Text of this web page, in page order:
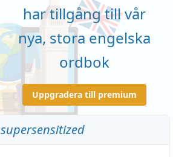
har tillgång till vår
nya, stora engelska
ordbok
Uppgradera till premium
supersensitized